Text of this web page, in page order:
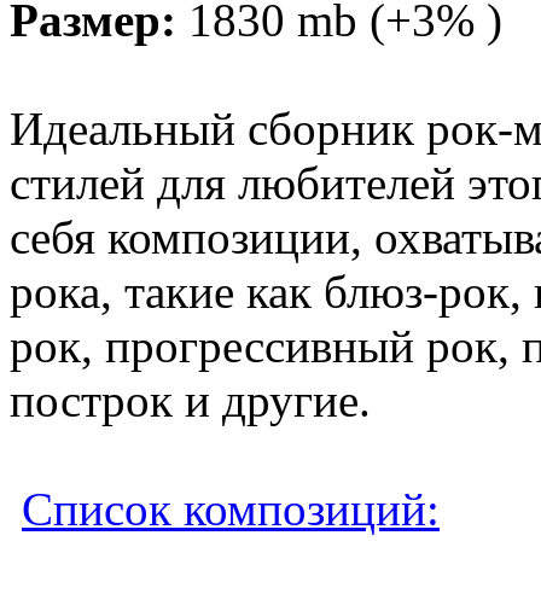
Размер: 1830 mb (+3% )
Идеальный сборник рок-
стилей для любителей
себя композиции,
рока, такие как блюз-
рок, прогрессивный рок,
построк и другие.
Список композиций: